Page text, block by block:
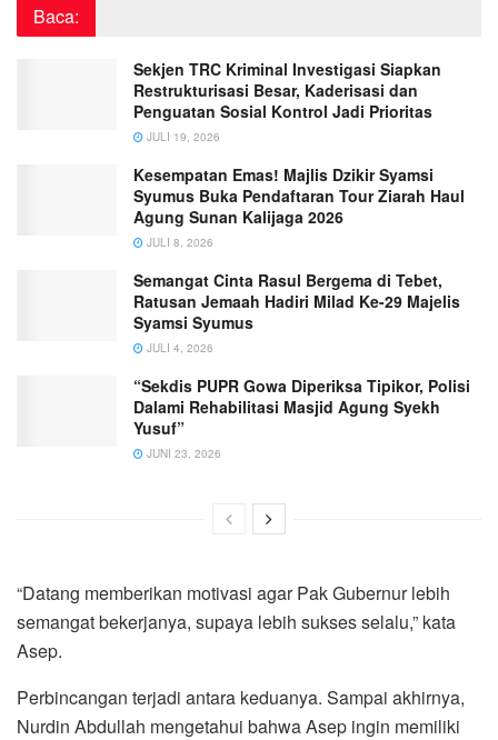
Baca:
Sekjen TRC Kriminal Investigasi Siapkan
Restrukturisasi Besar, Kaderisasi dan
Penguatan Sosial Kontrol Jadi Prioritas
JULI 19, 2026
Kesempatan Emas! Majlis Dzikir Syamsi
Syumus Buka Pendaftaran Tour Ziarah Haul
Agung Sunan Kalijaga 2026
JULI 8, 2026
Semangat Cinta Rasul Bergema di Tebet,
Ratusan Jemaah Hadiri Milad Ke-29 Majelis
Syamsi Syumus
JULI 4, 2026
“Sekdis PUPR Gowa Diperiksa Tipikor, Polisi
Dalami Rehabilitasi Masjid Agung Syekh
Yusuf”
JUNI 23, 2026
“Datang memberikan motivasi agar Pak Gubernur lebih
semangat bekerjanya, supaya lebih sukses selalu,” kata
Asep.
Perbincangan terjadi antara keduanya. Sampai akhirnya,
Nurdin Abdullah mengetahui bahwa Asep ingin memiliki